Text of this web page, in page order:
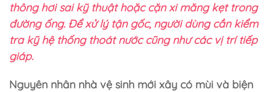
thông hơi sai kỹ thuật hoặc cặn xi măng kẹt trong
đường ống. Để xử lý tận gốc, người dùng cần kiểm
tra kỹ hệ thống thoát nước cũng như các vị trí tiếp
giáp.
Nguyên nhân nhà vệ sinh mới xây có mùi và biện